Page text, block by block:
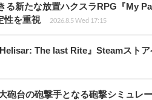
る新たな放置ハクスラRPG『My
性を重視
2026.8.5 Wed 17:15
The last Rite』Steamストア
台の砲撃手となる砲撃シミュレ